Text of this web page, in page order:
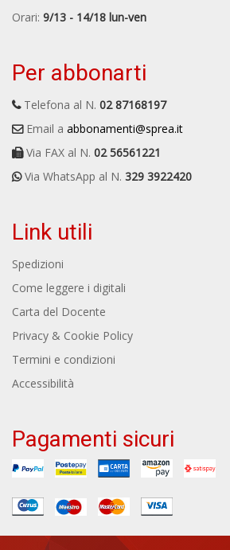
Orari: 9/13 - 14/18 lun-ven
Per abbonarti
Telefona al N. 02 87168197
Email a abbonamenti@sprea.it
Via FAX al N. 02 56561221
Via WhatsApp al N. 329 3922420
Link utili
Spedizioni
Come leggere i digitali
Carta del Docente
Privacy & Cookie Policy
Termini e condizioni
Accessibilità
Pagamenti sicuri